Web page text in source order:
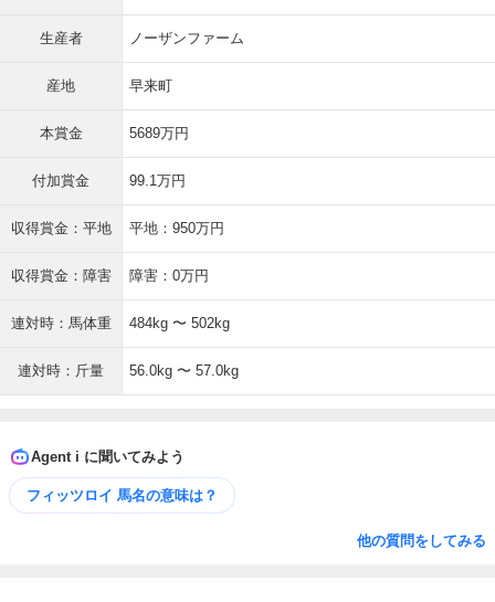
生産者 ノーザンファーム
産地 早来町
本賞金 5689万円
付加賞金 99.1万円
収得賞金：平地 平地：950万円
収得賞金：障害 障害：0万円
連対時：馬体重 484kg 〜 502kg
連対時：斤量 56.0kg 〜 57.0kg
Agent i に聞いてみよう
フィッツロイ 馬名の意味は？
他の質問をしてみる